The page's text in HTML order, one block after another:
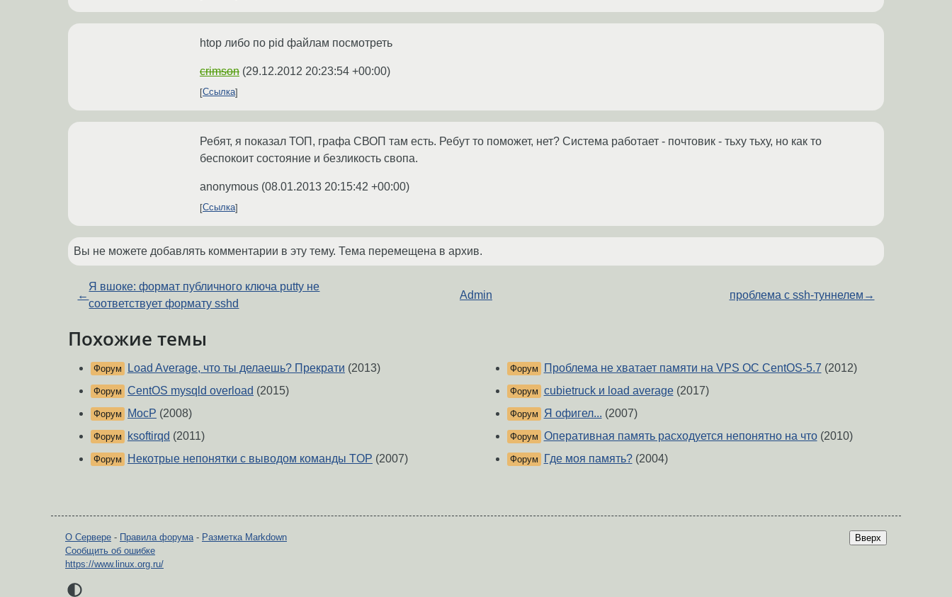
htop либо по pid файлам посмотреть
crimson (29.12.2012 20:23:54 +00:00)
Ссылка
Ребят, я показал ТОП, графа СВОП там есть. Ребут то поможет, нет? Система работает - почтовик - тьху тьху, но как то
беспокоит состояние и безликость свопа.
anonymous (08.01.2013 20:15:42 +00:00)
Ссылка
Вы не можете добавлять комментарии в эту тему. Тема перемещена в архив.
←
Я вшоке: формат публичного ключа putty не
соответствует формату sshd
Admin проблема с ssh-туннелем →
Похожие темы
Форум Load Average, что ты делаешь? Прекрати (2013)
Форум CentOS mysqld overload (2015)
Форум MocP (2008)
Форум ksoftirqd (2011)
Форум Некотрые непонятки с выводом команды TOP (2007)
Форум Проблема не хватает памяти на VPS ОС CentOS-5.7 (2012)
Форум cubietruck и load average(2017)
Форум Я офигел... (2007)
Форум Оперативная память расходуется непонятно на что(2010)
Форум Где моя память?(2004)
Вверх
О Сервере - Правила форума- Разметка Markdown
Сообщить об ошибке
https://www.linux.org.ru/